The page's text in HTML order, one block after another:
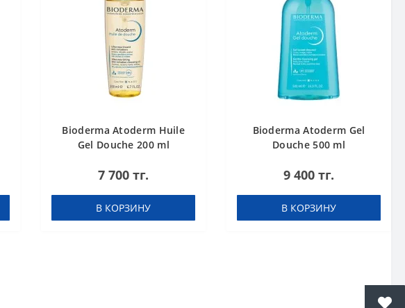
Bioderma Atoderm Huile
Gel Douche 200 ml
7 700 тг.
В КОРЗИНУ
Bioderma Atoderm Gel
Douche 500 ml
9 400 тг.
В КОРЗИНУ